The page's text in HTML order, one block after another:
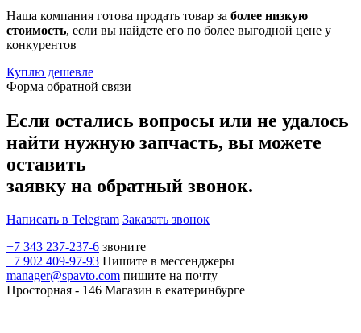
Наша компания готова продать товар за более низкую
стоимость, если вы найдете его по более выгодной цене у
конкурентов
Куплю дешевле
Форма обратной связи
Если остались вопросы или не удалось
найти нужную запчасть, вы можете
оставить
заявку на обратный звонок.
Написать в Telegram Заказать звонок
+7 343 237-237-6 звоните
+7 902 409-97-93 Пишите в мессенджеры
manager@spavto.com пишите на почту
Просторная - 146 Магазин в екатеринбурге